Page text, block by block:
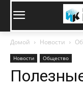
Домой Новости
Новости Общество